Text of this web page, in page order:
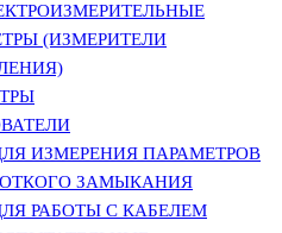
(ИЗМЕРИТЕЛИ
ИЗМЕРЕНИЯ ПАРАМЕТРОВ
ЗАМЫКАНИЯ
РАБОТЫ С КАБЕЛЕМ